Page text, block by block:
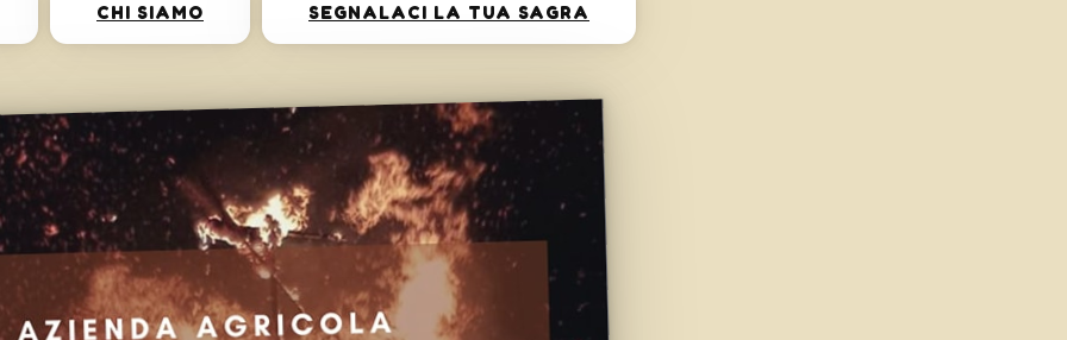
CHI SIAMO SEGNALACI LA TUA SAGRA